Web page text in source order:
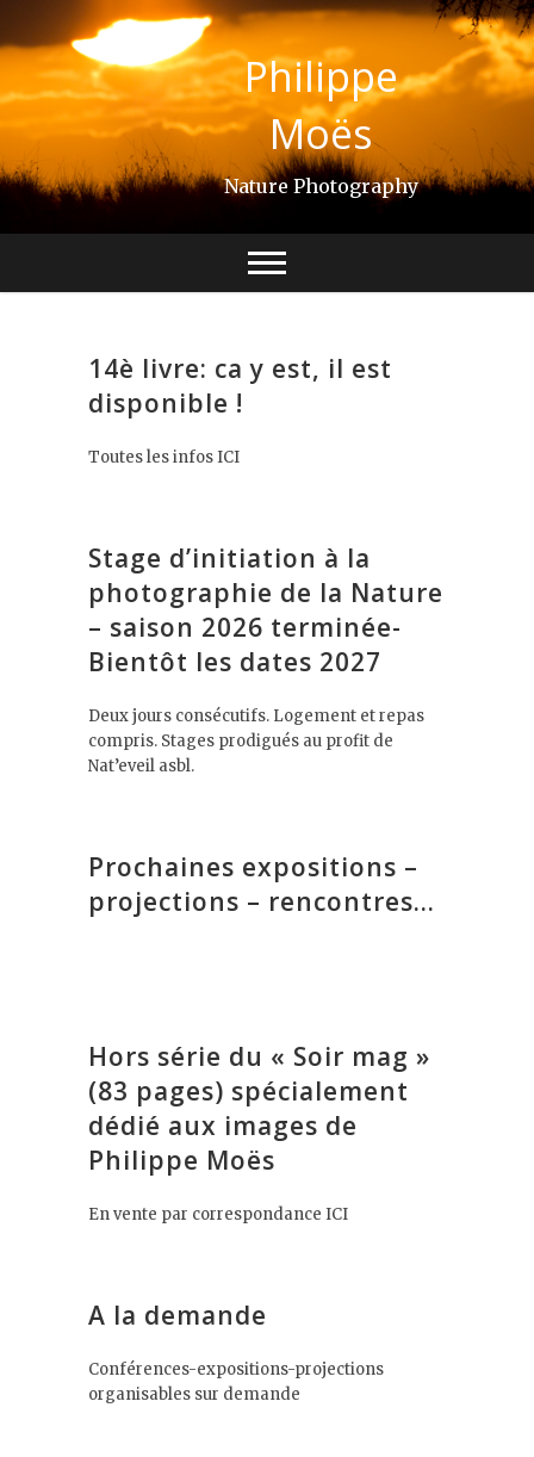
content
Philippe
Moës
Nature Photography
14è livre: ca y est, il est
disponible !
Toutes les infos ICI
Stage d’initiation à la
photographie de la Nature
– saison 2026 terminée-
Bientôt les dates 2027
Deux jours consécutifs. Logement et repas
compris. Stages prodigués au profit de
Nat’eveil asbl.
Prochaines expositions –
projections – rencontres…
Hors série du « Soir mag »
(83 pages) spécialement
dédié aux images de
Philippe Moës
En vente par correspondance ICI
A la demande
Conférences-expositions-projections
organisables sur demande